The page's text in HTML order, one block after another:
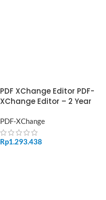
PDF XChange Editor PDF-
XChange Editor – 2 Year
PDF-XChange
Rp1.293.438